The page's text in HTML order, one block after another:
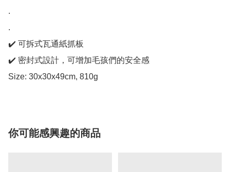
.
.
✔️ 可拆式瓦通紙抓板
✔️ 密封式設計，可增加毛孩們的安全感
Size: 30x30x49cm, 810g
你可能感興趣的商品